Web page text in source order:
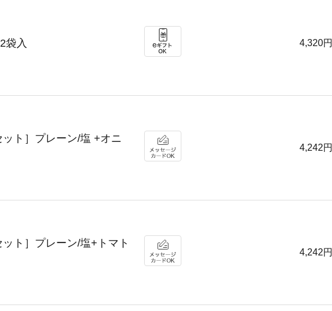
袋入 4,320円
ト］プレーン/塩 +オニ
4,242円
ト］プレーン/塩+トマト
4,242円